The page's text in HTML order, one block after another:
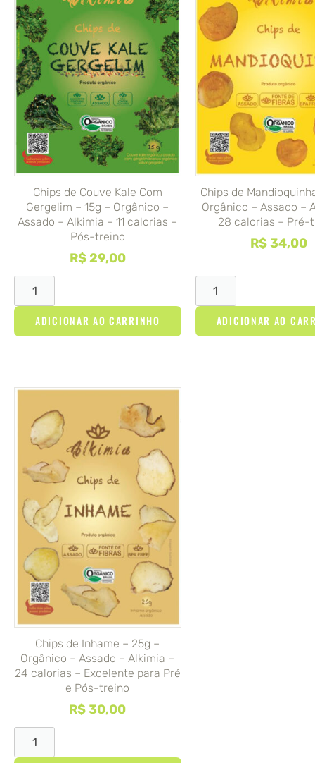
Chips de Couve Kale Com
Gergelim – 15g – Orgânico –
Assado – Alkimia – 11 calorias –
Pós-treino
R$29,00
ADICIONAR AO CARRINHO
Chips de
Orgânico – Assado –
28 calorias – Pré-
R$34,00
ADICIONAR AO
Chips de Inhame – 25g –
Orgânico – Assado – Alkimia –
24 calorias – Excelente para Pré
e Pós-treino
R$30,00